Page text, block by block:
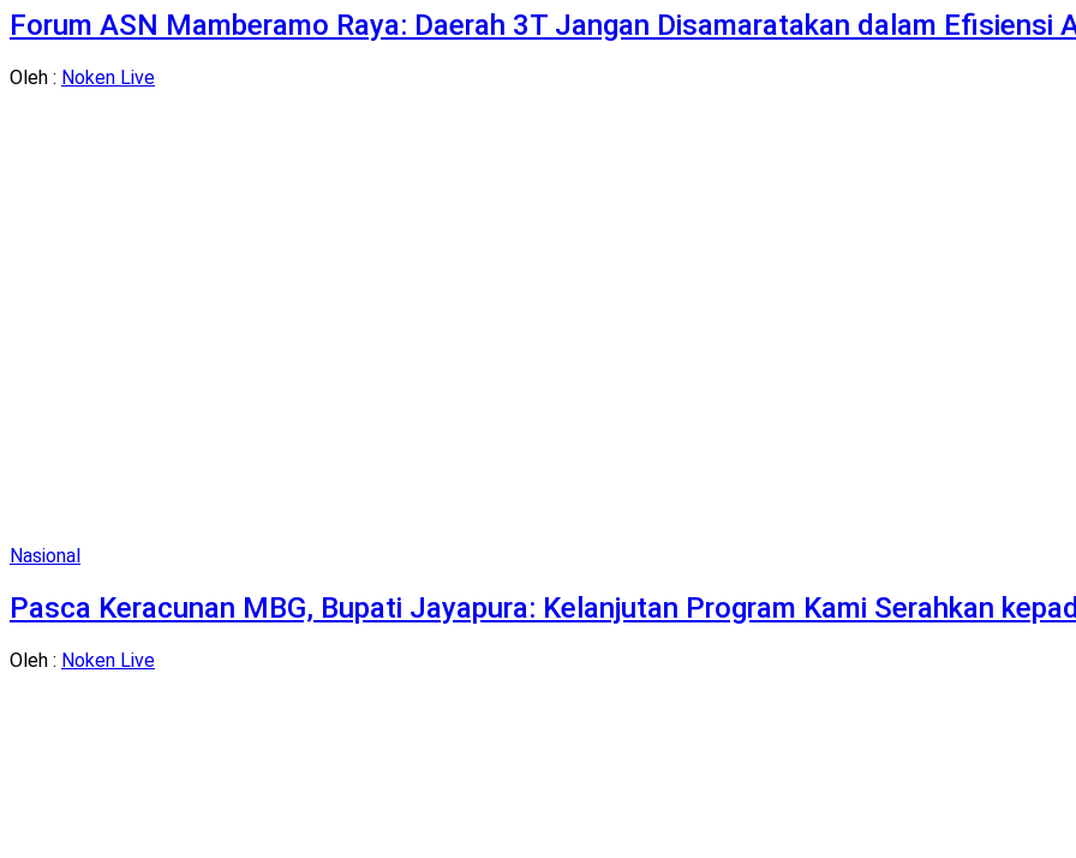
Forum ASN Mamberamo Raya: Daerah 3T Jangan Disamaratakan dalam Efisiensi
Oleh : Noken Live
Nasional
Pasca Keracunan MBG, Bupati Jayapura: Kelanjutan Program Kami Serahkan
Oleh : Noken Live